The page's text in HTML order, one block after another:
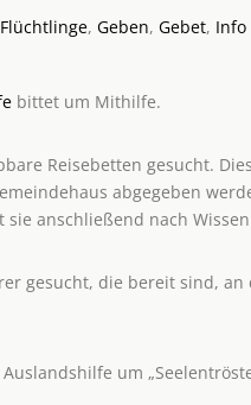
Flüchtlinge, Geben, Gebet, Info
bittet um Mithilfe.
Reisebetten gesucht.
abgegeben
anschließend nach
gesucht, die bereit sind,
um